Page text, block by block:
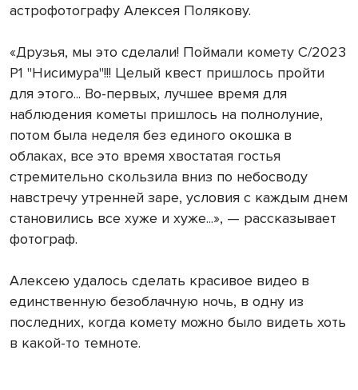
астрофотографу Алексея Полякову.
«Друзья, мы это сделали! Поймали комету C/2023
P1 "Нисимура"!!! Целый квест пришлось пройти
для этого... Во-первых, лучшее время для
наблюдения кометы пришлось на полнолуние,
потом была неделя без единого окошка в
облаках, все это время хвостатая гостья
стремительно скользила вниз по небосводу
навстречу утренней заре, условия с каждым днем
становились все хуже и хуже...», — рассказывает
фотограф.
Алексею удалось сделать красивое видео в
единственную безоблачную ночь, в одну из
последних, когда комету можно было видеть хоть
в какой-то темноте.